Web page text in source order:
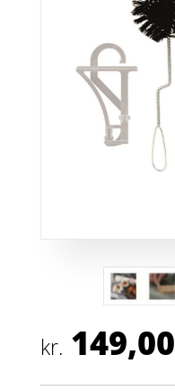
kr. 149,00